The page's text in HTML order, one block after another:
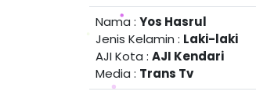
Nama : Yos Hasrul
Jenis Kelamin : Laki-laki
AJI Kota : AJI Kendari
Media : Trans Tv